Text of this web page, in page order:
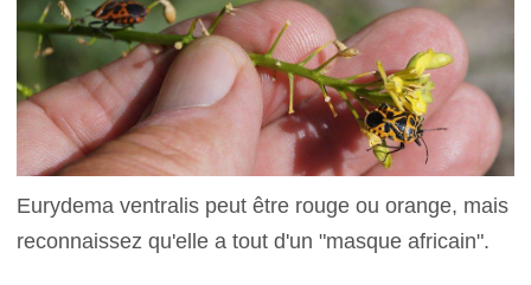
Eurydema ventralis peut être rouge ou orange, mais
reconnaissez qu'elle a tout d'un "masque africain".